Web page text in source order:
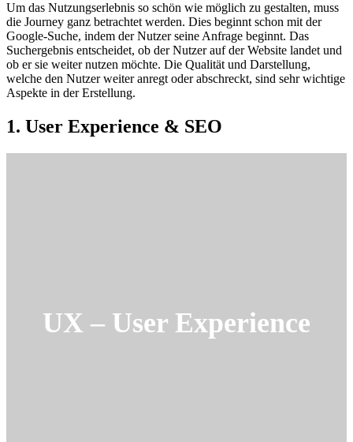
Um das Nutzungserlebnis so schön wie möglich zu gestalten, muss
die Journey ganz betrachtet werden. Dies beginnt schon mit der
Google-Suche, indem der Nutzer seine Anfrage beginnt. Das
Suchergebnis entscheidet, ob der Nutzer auf der Website landet und
ob er sie weiter nutzen möchte. Die Qualität und Darstellung,
welche den Nutzer weiter anregt oder abschreckt, sind sehr wichtige
Aspekte in der Erstellung.
1. User Experience & SEO
UX – User Experience